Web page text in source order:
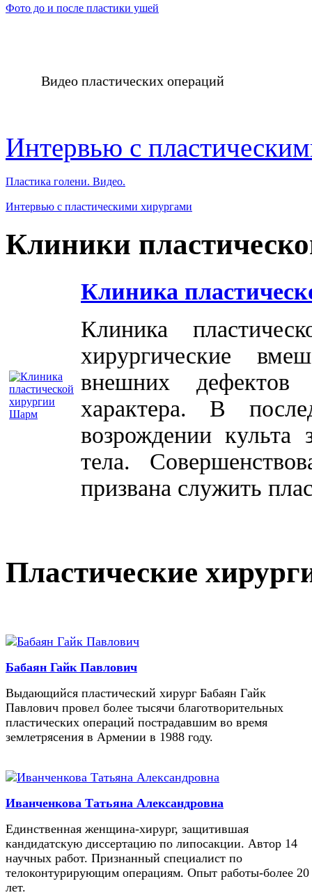
Фото до и после пластики ушей
Видео пластических операций
Интервью с
Пластика голени. Видео.
Интервью с пластическими хирургами
Клиники
Клиника
Клиника
хирургические
внешних дефектов
характера. В
возрождении культа
тела.
призвана служить
Пластические
Бабаян Гайк Павлович
Выдающийся пластический хирург Бабаян Гайк
Павлович провел более тысячи благотворительных
пластических операций пострадавшим во время
землетрясения в Армении в 1988 году.
Иванченкова Татьяна Александровна
Единственная женщина-хирург, защитившая
кандидатскую диссертацию по липосакции. Автор 14
научных работ. Признанный специалист по
телоконтурирующим операциям. Опыт работы-более 20
лет.